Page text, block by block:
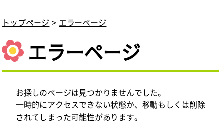
トップページ エラーページ
エラーページ
お探しのページは見つかりませんでした。
一時的にアクセスできない状態か、移動もしくは削除
されてしまった可能性があります。